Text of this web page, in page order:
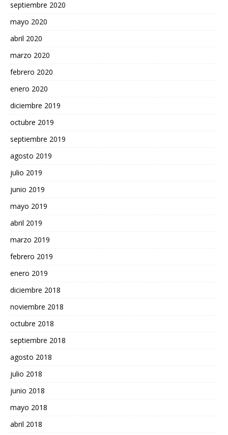
septiembre 2020
mayo 2020
abril 2020
marzo 2020
febrero 2020
enero 2020
diciembre 2019
octubre 2019
septiembre 2019
agosto 2019
julio 2019
junio 2019
mayo 2019
abril 2019
marzo 2019
febrero 2019
enero 2019
diciembre 2018
noviembre 2018
octubre 2018
septiembre 2018
agosto 2018
julio 2018
junio 2018
mayo 2018
abril 2018